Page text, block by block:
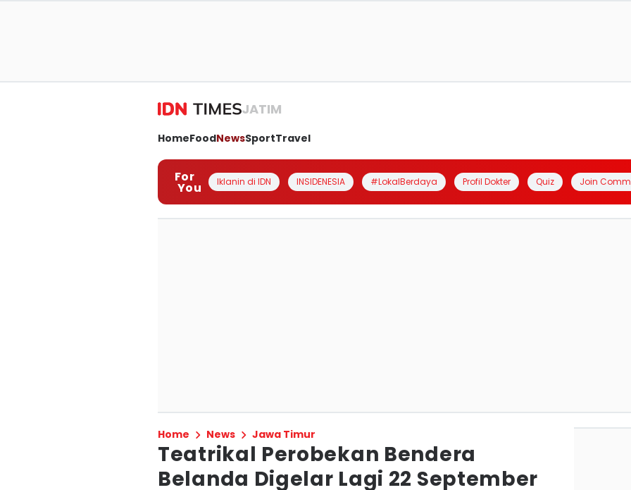
JATIM
HomeFoodNewsSportTravel
For
You Iklanin di IDN INSIDENESIA #LokalBerdaya Profil Dokter Quiz Join
Home News Jawa Timur
Teatrikal Perobekan Bendera
Belanda Digelar Lagi 22 September